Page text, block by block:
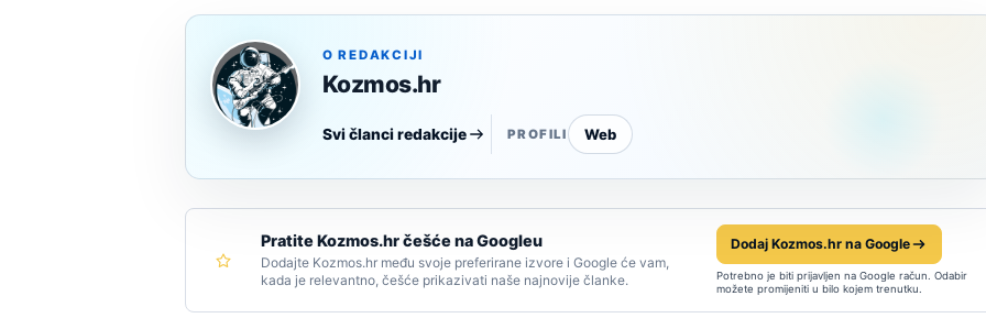
O REDAKCIJI
Kozmos.hr
Svi članci redakcije PROFILI Web
Pratite Kozmos.hr češće na Googleu
Dodajte Kozmos.hr među svoje preferirane izvore i Google će vam,
kada je relevantno, češće prikazivati naše najnovije članke.
Dodaj Kozmos.hr na Google
Potrebno je biti prijavljen na Google račun. Odabir
možete promijeniti u bilo kojem trenutku.